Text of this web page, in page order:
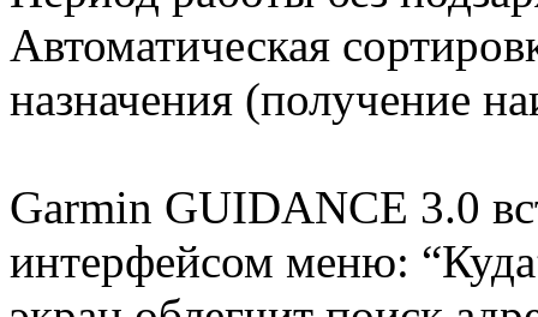
Автоматическая
назначения (получение
Garmin GUIDANCE 3.0
интерфейсом меню: